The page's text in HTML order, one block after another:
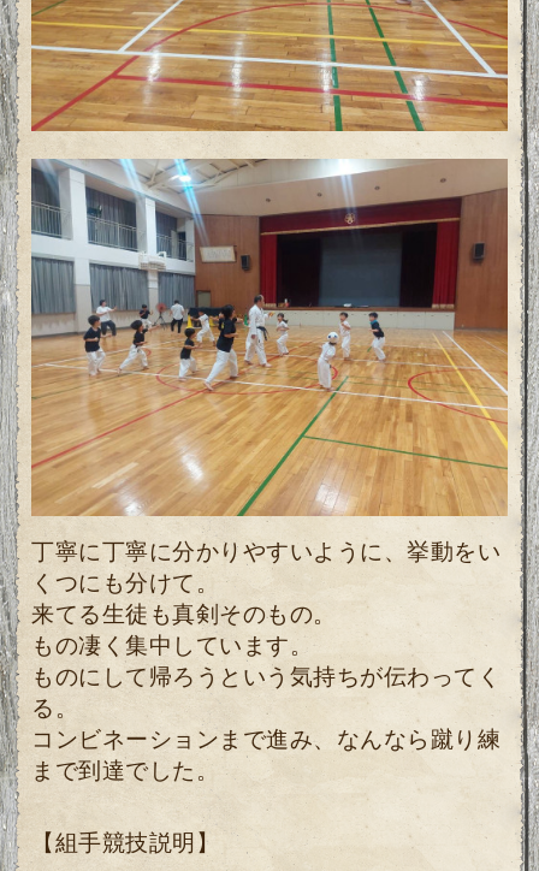
丁寧に丁寧に分かりやすいように、挙動をい
くつにも分けて。
来てる生徒も真剣そのもの。
もの凄く集中しています。
ものにして帰ろうという気持ちが伝わってく
る。
コンビネーションまで進み、なんなら蹴り練
まで到達でした。
【組手競技説明】